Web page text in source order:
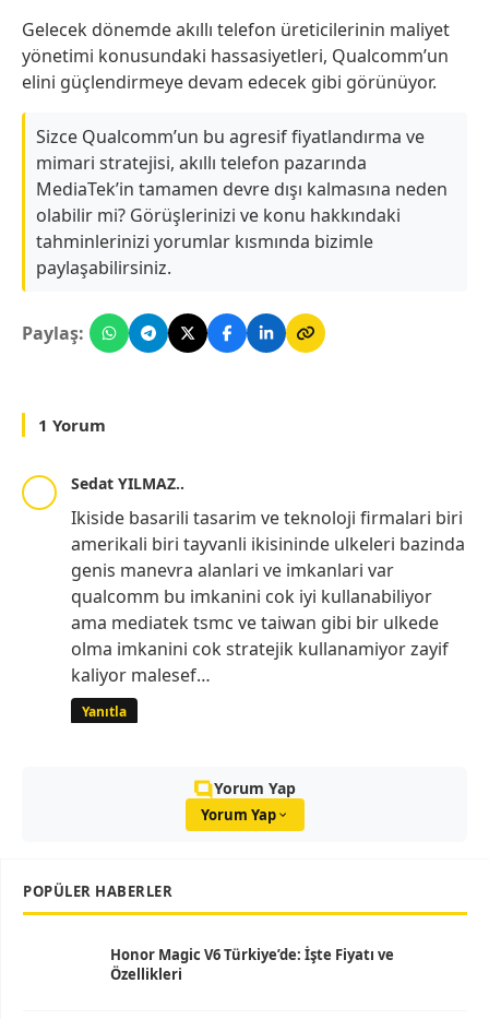
Gelecek dönemde akıllı telefon üreticilerinin maliyet
yönetimi konusundaki hassasiyetleri, Qualcomm’un
elini güçlendirmeye devam edecek gibi görünüyor.
Sizce Qualcomm’un bu agresif fiyatlandırma ve
mimari stratejisi, akıllı telefon pazarında
MediaTek’in tamamen devre dışı kalmasına neden
olabilir mi? Görüşlerinizi ve konu hakkındaki
tahminlerinizi yorumlar kısmında bizimle
paylaşabilirsiniz.
Paylaş:
1 Yorum
Sedat YILMAZ..
Ikiside basarili tasarim ve teknoloji firmalari biri
amerikali biri tayvanli ikisininde ulkeleri bazinda
genis manevra alanlari ve imkanlari var
qualcomm bu imkanini cok iyi kullanabiliyor
ama mediatek tsmc ve taiwan gibi bir ulkede
olma imkanini cok stratejik kullanamiyor zayif
kaliyor malesef…
Yanıtla
Yorum Yap
Yorum Yap
POPÜLER HABERLER
Honor Magic V6 Türkiye’de: İşte Fiyatı ve
Özellikleri